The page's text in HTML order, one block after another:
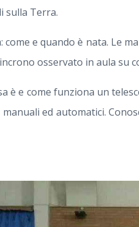
sulla Terra.
come e quando è nata. Le
osservato in aula su
è e come funziona un
ed automatici.